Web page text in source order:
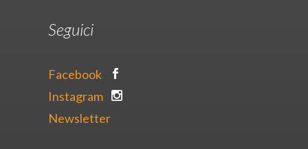
Seguici
Facebook
Instagram
Newsletter